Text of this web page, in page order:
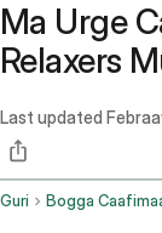
Ma Urge
Relaxers
Last updated
Guri Bogga